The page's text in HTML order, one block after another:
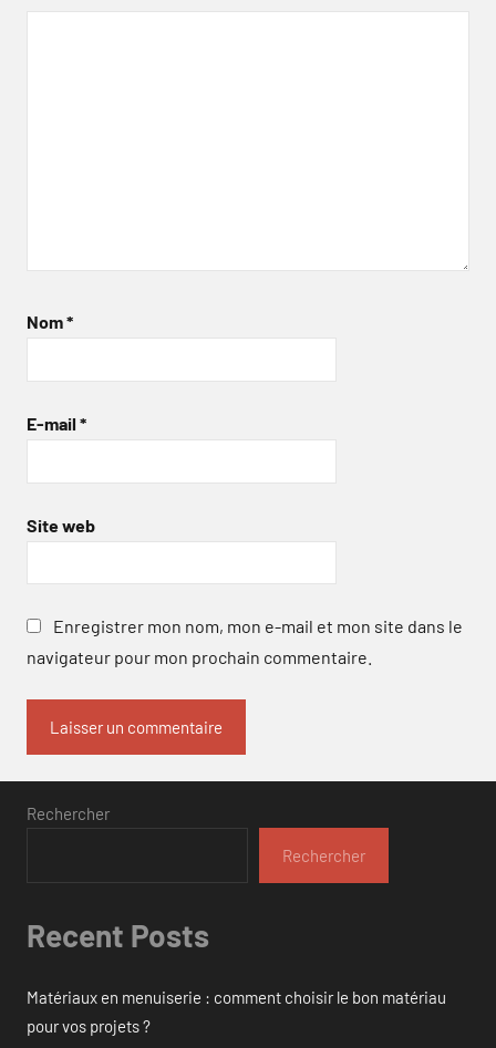
Nom*
E-mail *
Site web
Enregistrer mon nom, mon e-mail et mon site dans le
navigateur pour mon prochain commentaire.
Rechercher
Rechercher
Recent Posts
Matériaux en menuiserie : comment choisir le bon matériau
pour vos projets ?